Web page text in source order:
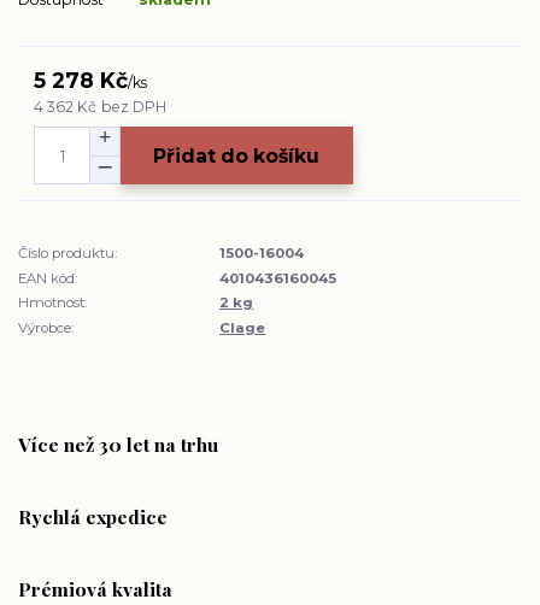
5 278 Kč/ks
4 362 Kč bez DPH
Přidat do košíku
Číslo produktu:
1500-16004
EAN kód:
4010436160045
Hmotnost:
2 kg
Výrobce:
Clage
Více než 30 let na trhu
Rychlá expedice
Prémiová kvalita